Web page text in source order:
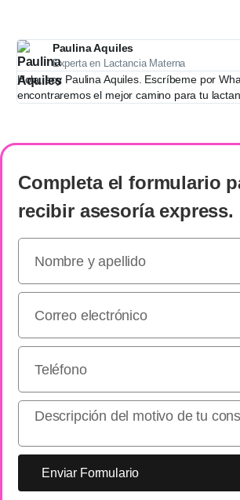
Paulina Aquiles
Experta en Lactancia Materna
Hola, soy Paulina Aquiles. Escríbeme por
encontraremos el mejor camino para tu
Completa el formulario
recibir asesoría express.
Enviar Formulario